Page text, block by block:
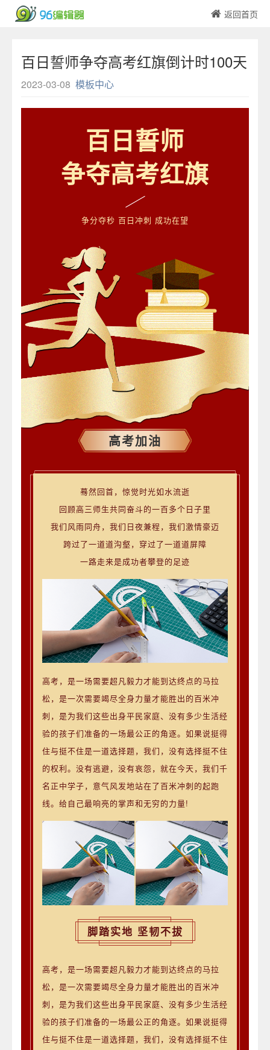
返回首页
百日誓师争夺高考红旗倒计时100天
模板
2023-03-08 模板中心
百日誓师
争夺高考红旗
争分夺秒 百日冲刺 成功在望
高考加油
蓦然回首，惊觉时光如水流逝
回顾高三师生共同奋斗的一百多个日子里
我们风雨同舟，我们日夜兼程，我们激情豪迈
跨过了一道道沟壑，穿过了一道道屏障
一路走来是成功者攀登的足迹
高考，是一场需要超凡毅力才能到达终点的马拉
松，是一次需要竭尽全身力量才能胜出的百米冲
刺，是为我们这些出身平民家庭、没有多少生活经
验的孩子们准备的一场最公正的角逐。如果说挺得
住与挺不住是一道选择题，我们，没有选择挺不住
的权利。没有逃避，没有哀怨，就在今天，我们千
名正中学子，意气风发地站在了百米冲刺的起跑
线。给自己最响亮的掌声和无穷的力量!
脚踏实地 坚韧不拔
高考，是一场需要超凡毅力才能到达终点的马拉
松，是一次需要竭尽全身力量才能胜出的百米冲
刺，是为我们这些出身平民家庭、没有多少生活经
验的孩子们准备的一场最公正的角逐。如果说挺得
住与挺不住是一道选择题，我们，没有选择挺不住